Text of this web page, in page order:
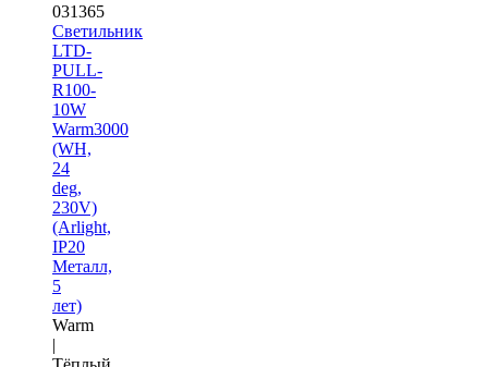
031365
Светильник
LTD-
PULL-
R100-
10W
Warm3000
(WH,
24
deg,
230V)
(Arlight,
IP20
Металл,
5
лет)
Warm
|